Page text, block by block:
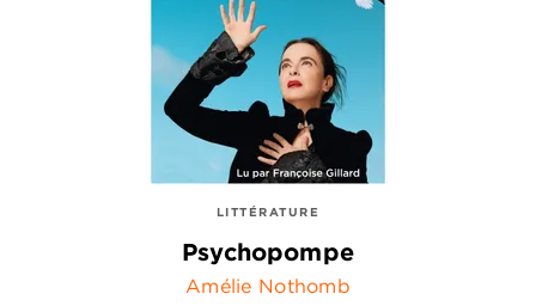
LITTÉRATURE
Psychopompe
Amélie Nothomb